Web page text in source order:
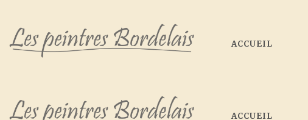
ACCUEIL
ACCUEIL